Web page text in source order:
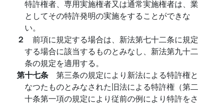
特許権者、専用実施権者又は通常実施権者は、業
としてその特許発明の実施をすることができな
い。
２ 前項に規定する場合は、新法第七十二条に規定
する場合に該当するものとみなし、新法第九十二
条の規定を適用する。
第十七条 第三条の規定により新法による特許権と
なつたものとみなされた旧法による特許権（第二
十条第一項の規定により従前の例により特許をさ